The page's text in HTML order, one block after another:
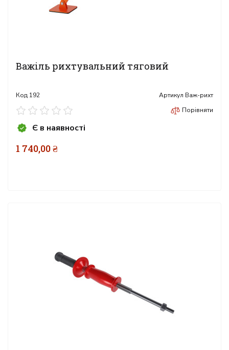
Важіль рихтувальний тяговий
Код 192 Артикул Важ-рихт
Порівняти
Є в наявності
1 740,00 ₴